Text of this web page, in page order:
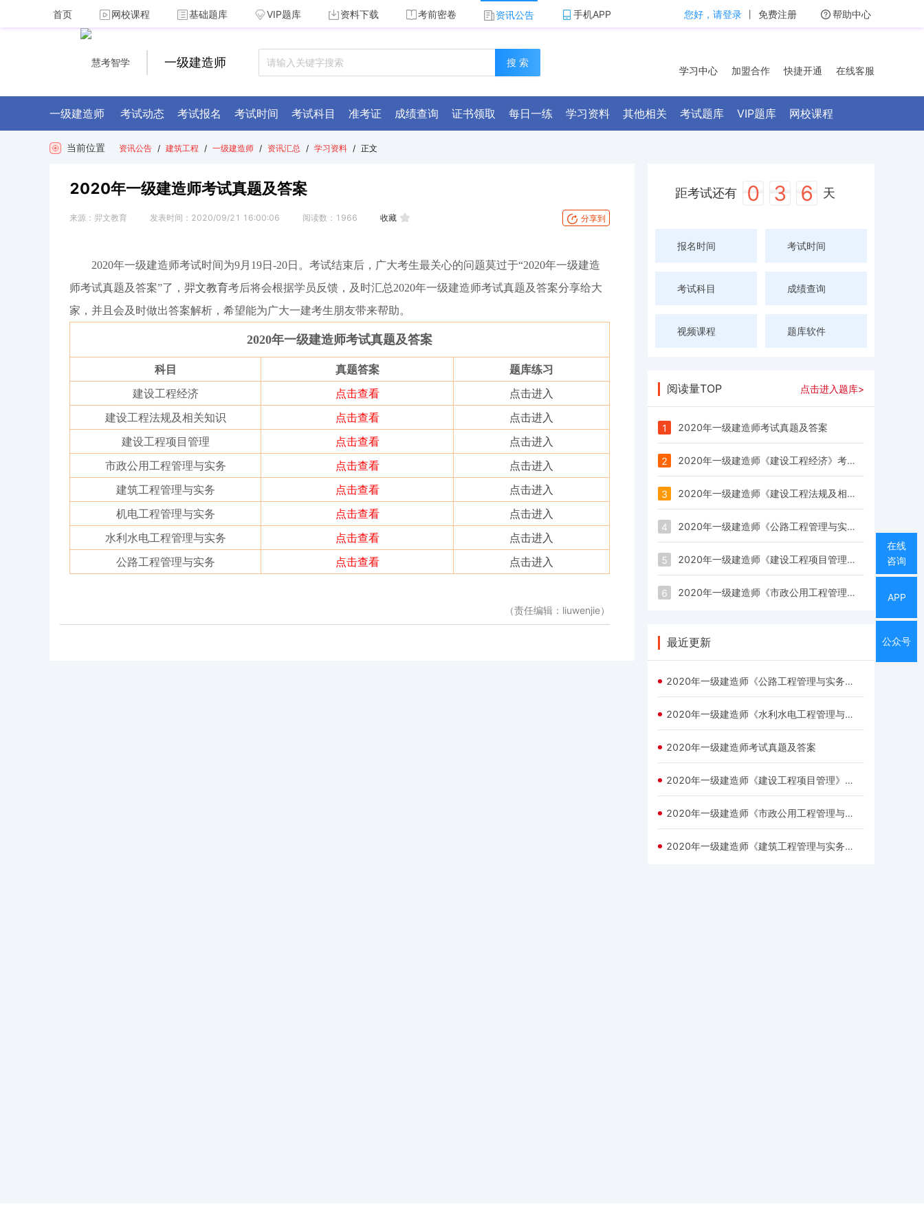
首页 网校课程 基础题库 VIP题库 资料下载 考前密卷 资讯公告 手机APP 您好，请登录 丨 免费注册 帮助中心
在线
咨询
APP
公众号
一级建造师 搜 索
学习中心 加盟合作 快捷开通 在线客服
一级建造师 考试动态 考试报名 考试时间 考试科目 准考证 成绩查询 证书领取 每日一练 学习资料 其他相关 考试题库 VIP题库 网校课程
当前位置 资讯公告 / 建筑工程 / 一级建造师 / 资讯汇总 / 学习资料 / 正文
2020年一级建造师考试真题及答案
来源： 羿文教育 发表时间： 2020/09/21 16:00:06 阅读数： 1966 收藏 分享到
2020年一级建造师考试时间为9月19日-20日。考试结束后，广大考生最关心的问题莫过于“2020年一级建造
师考试真题及答案”了， 羿文教育考后将会根据学员反馈，及时汇总2020年一级建造师考试真题及答案分享给大
家，并且会及时做出答案解析，希望能为广大一建考生朋友带来帮助。
2020年一级建造师考试真题及答案
科目 真题答案
题库练习
建设工程经济
点击查看
点击进入
建设工程法规及相关知识
点击查看
点击进入
建设工程项目管理
点击查看
点击进入
市政公用工程管理与实务
点击查看
点击进入
建筑工程管理与实务
点击查看
点击进入
机电工程管理与实务
点击查看
点击进入
水利水电工程管理与实务
点击查看
点击进入
公路工程管理与实务
点击查看 点击进入
（责任编辑：liuwenjie）
距考试还有 0 3 6 天
报名时间 考试时间
考试科目 成绩查询
视频课程 题库软件
阅读量TOP 点击进入题库>
1 2020年一级建造师考试真题及答案
2 2020年一级建造师《建设工程经济》考试真题及答案
3 2020年一级建造师《建设工程法规及相关知识》考试真题及答案
4 2020年一级建造师《公路工程管理与实务》考试真题及答案（网友版）
5 2020年一级建造师《建设工程项目管理》考试真题及答案
6 2020年一级建造师《市政公用工程管理与实务》考试真题及答案
最近更新
2020年一级建造师《公路工程管理与实务》考试真题及答案（网友版）
2020年一级建造师《水利水电工程管理与实务》考试真题及答案（网友版）
2020年一级建造师考试真题及答案
2020年一级建造师《建设工程项目管理》考试真题及答案
2020年一级建造师《市政公用工程管理与实务》考试真题及答案
2020年一级建造师《建筑工程管理与实务》考试真题及答案